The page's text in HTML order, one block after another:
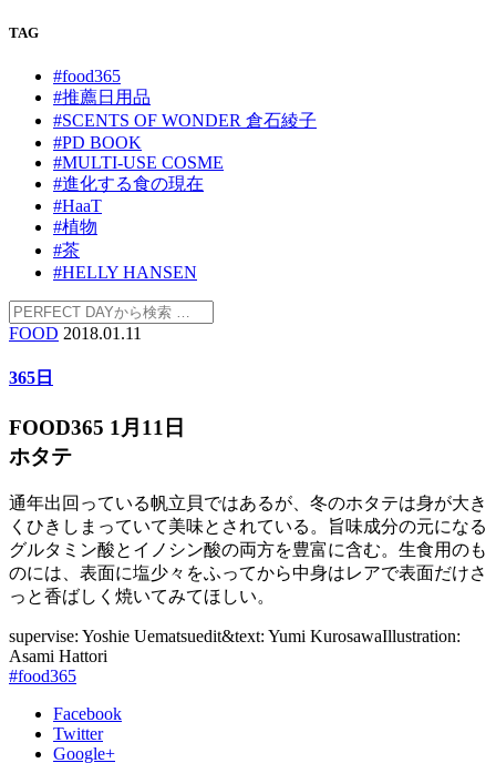
TAG
#food365
#推薦日用品
#SCENTS OF WONDER 倉石綾子
#PD BOOK
#MULTI-USE COSME
#進化する食の現在
#HaaT
#植物
#茶
#HELLY HANSEN
FOOD 2018.01.11
365日
FOOD365 1月11日
ホタテ
通年出回っている帆立貝ではあるが、冬のホタテは身が大き
くひきしまっていて美味とされている。旨味成分の元になる
グルタミン酸とイノシン酸の両方を豊富に含む。生食用のも
のには、表面に塩少々をふってから中身はレアで表面だけさ
っと香ばしく焼いてみてほしい。
supervise: Yoshie Uematsuedit&text: Yumi KurosawaIllustration:
Asami Hattori
#food365
Facebook
Twitter
Google+